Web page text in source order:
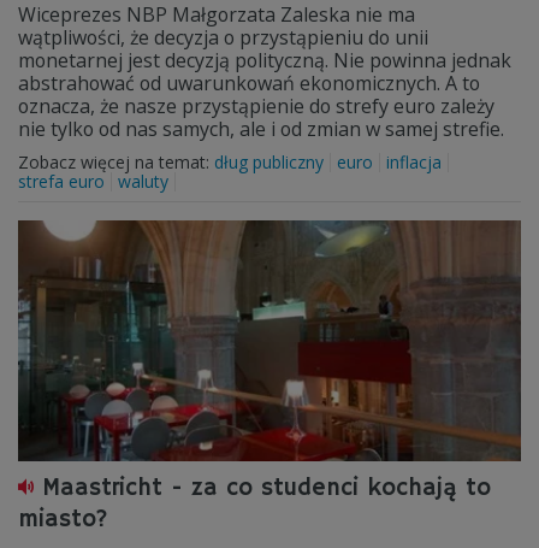
Wiceprezes NBP Małgorzata Zaleska nie ma
wątpliwości, że decyzja o przystąpieniu do unii
monetarnej jest decyzją polityczną. Nie powinna jednak
abstrahować od uwarunkowań ekonomicznych. A to
oznacza, że nasze przystąpienie do strefy euro zależy
nie tylko od nas samych, ale i od zmian w samej strefie.
Zobacz więcej na temat: dług publiczny euro
inflacja
strefa euro
waluty
Maastricht - za co studenci kochają to
miasto?